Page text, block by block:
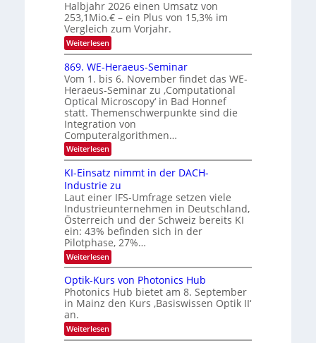
2
0
2
6
i
e
K
I
m
i
t
d
e
n
k
t
Halbjahr 2026 einen Umsatz von
253,1Mio.€ – ein Plus von 15,3% im
Vergleich zum Vorjahr.
Weiterlesen:
E
x
o
s
e
n
s
m
e
l
d
e
t
t
a
r
k
e
s
W
a
c
h
s
t
u
i
m
869. WE-Heraeus-Seminar
Vom 1. bis 6. November findet das WE-
Heraeus-Seminar zu ‚Computational
Optical Microscopy‘ in Bad Honnef
statt. Themenschwerpunkte sind die
Integration von
Computeralgorithmen…
Weiterlesen:
8
9
.
W
E
-
H
e
r
a
e
u
s
-
S
m
i
KI-Einsatz nimmt in der DACH-
Industrie zu
Laut einer IFS-Umfrage setzen viele
Industrieunternehmen in Deutschland,
Österreich und der Schweiz bereits KI
ein: 43% befinden sich in der
Pilotphase, 27%…
Weiterlesen:
K
-
E
i
s
a
Optik-Kurs von Photonics Hub
Photonics Hub bietet am 8. September
in Mainz den Kurs ‚Basiswissen Optik II‘
an.
Weiterlesen:
O